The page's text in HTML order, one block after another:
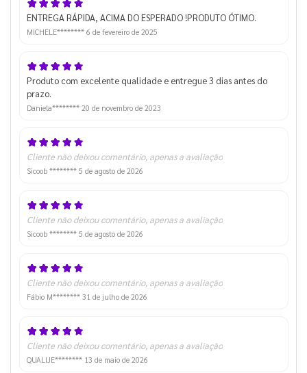
ENTREGA RÁPIDA, ACIMA DO ESPERADO !PRODUTO ÓTIMO.
MICHELE******** 6 de fevereiro de 2025
Produto com excelente qualidade e entregue 3 dias antes do
prazo.
Daniela******** 20 de novembro de 2023
Cliente não deixou comentário, apenas a avaliação
Sicoob ******** 5 de agosto de 2026
Cliente não deixou comentário, apenas a avaliação
Sicoob ******** 5 de agosto de 2026
Cliente não deixou comentário, apenas a avaliação
Fábio M******** 31 de julho de 2026
Cliente não deixou comentário, apenas a avaliação
QUALIJE******** 13 de maio de 2026